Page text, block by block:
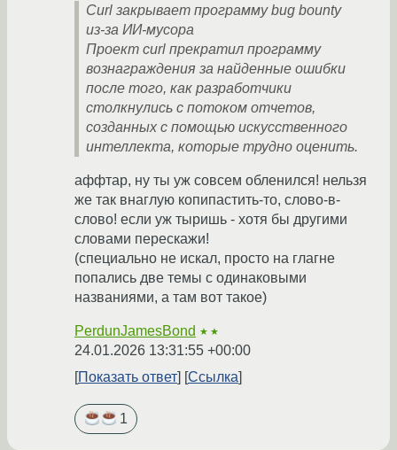
Curl закрывает программу bug bounty
из-за ИИ-мусора
Проект curl прекратил программу
вознаграждения за найденные ошибки
после того, как разработчики
столкнулись с потоком отчетов,
созданных с помощью искусственного
интеллекта, которые трудно оценить.
аффтар, ну ты уж совсем обленился! нельзя
же так внаглую копипастить-то, слово-в-
слово! если уж тыришь - хотя бы другими
словами перескажи!
(специально не искал, просто на глагне
попались две темы с одинаковыми
названиями, а там вот такое)
PerdunJamesBond ★★
24.01.2026 13:31:55 +00:00
Показать ответ
Ссылка
1